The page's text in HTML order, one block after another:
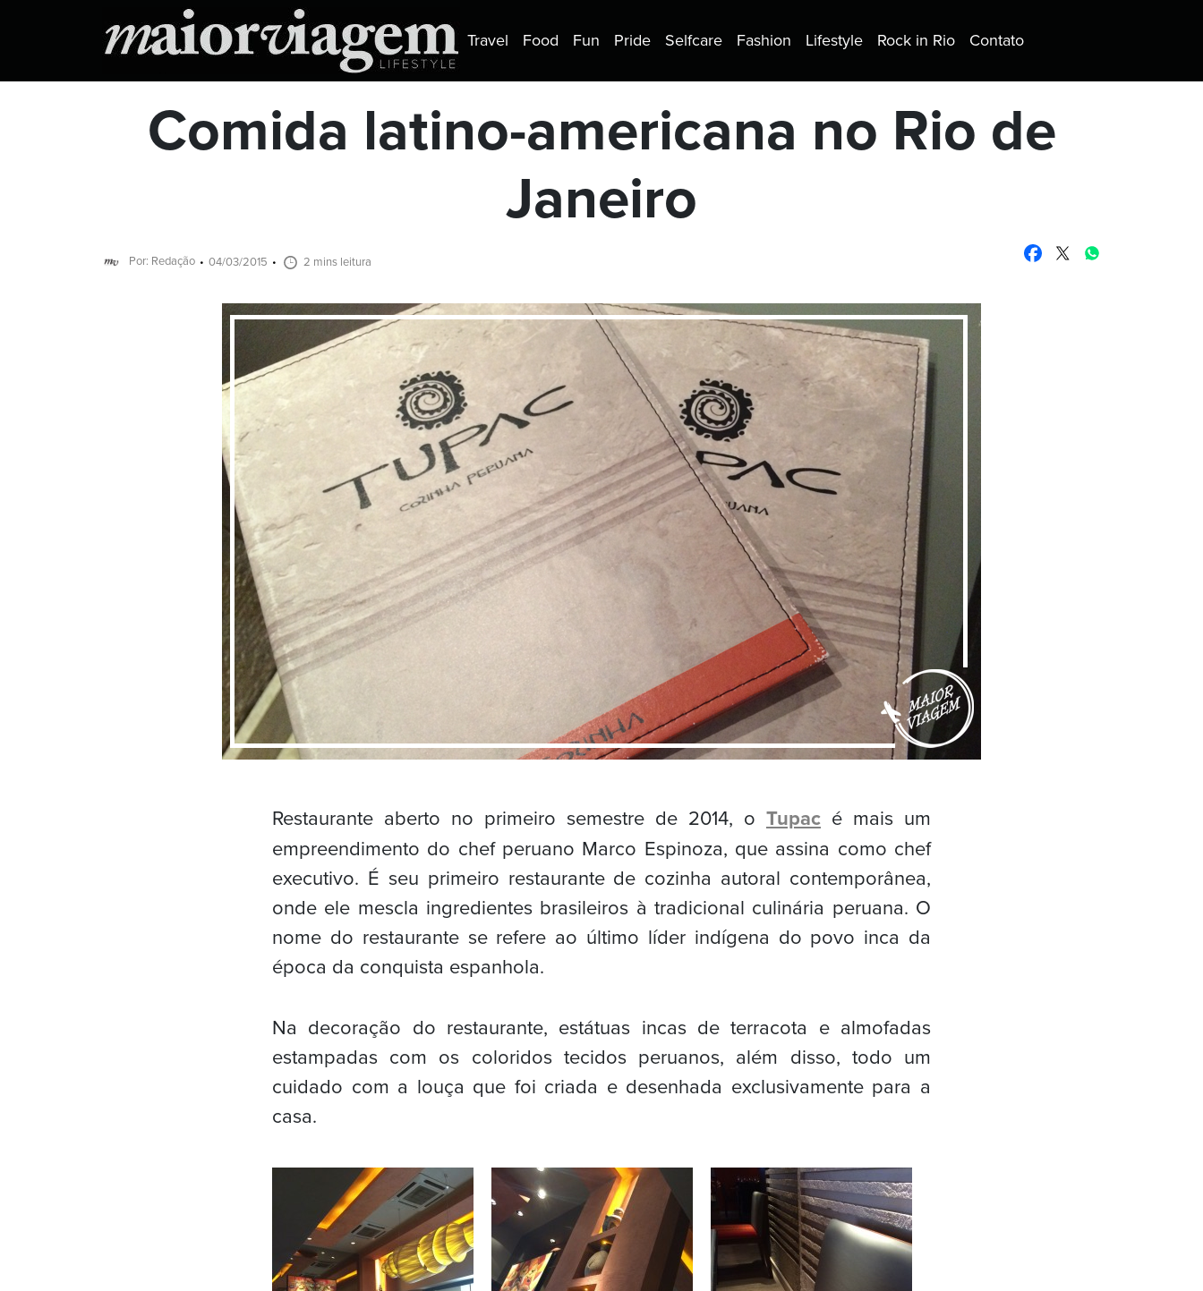
Travel Food Fun Pride Selfcare Fashion Lifestyle Rock in Rio Contato
Comida latino-americana no Rio de
Janeiro
Por: Redação 04/03/2015 2 mins leitura
Restaurante aberto no primeiro semestre de 2014, o Tupac é mais um
empreendimento do chef peruano Marco Espinoza, que assina como chef
executivo. É seu primeiro restaurante de cozinha autoral contemporânea,
onde ele mescla ingredientes brasileiros à tradicional culinária peruana. O
nome do restaurante se refere ao último líder indígena do povo inca da
época da conquista espanhola.
Na decoração do restaurante, estátuas incas de terracota e almofadas
estampadas com os coloridos tecidos peruanos, além disso, todo um
cuidado com a louça que foi criada e desenhada exclusivamente para a
casa.